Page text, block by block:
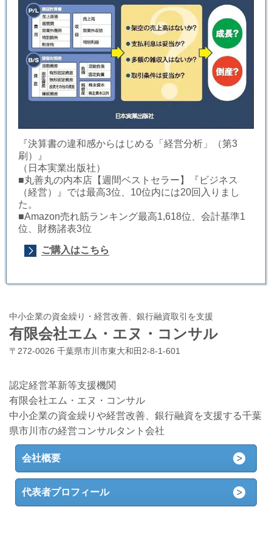
『決算書の違和感からはじめる「経営分析」（第3
刷）』
（日本実業出版社）
■丸善丸の内本店【週間ベストセラー】『ビジネス
（経営）』では最高3位、10位内には20回入りまし
た。
■Amazon売れ筋ランキング最高1,618位、会計基準1
位、財務諸表3位
ご購入はこちら
中小企業の資金繰り・経営改善、銀行融資取引を支援
有限会社エム・エヌ・コンサル
〒272-0026 千葉県市川市東大和田2-8-1-601
認定経営革新等支援機関
有限会社エム・エヌ・コンサル
中小企業の資金繰りや経営改善、銀行融資を支援する千葉
県市川市の経営コンサルタント会社
会社概要
代表者プロフィール